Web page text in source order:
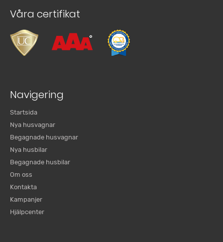
Våra certifikat
Navigering
Startsida
Nya husvagnar
Begagnade husvagnar
Nya husbilar
Begagnade husbilar
Om oss
Kontakta
Kampanjer
Hjälpcenter